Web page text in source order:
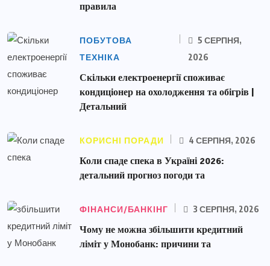
правила
ПОБУТОВА
ТЕХНІКА
5 СЕРПНЯ,
2026
Скільки електроенергії споживає
кондиціонер на охолодження та обігрів |
Детальний
КОРИСНІ ПОРАДИ 4 СЕРПНЯ, 2026
Коли спаде спека в Україні 2026:
детальний прогноз погоди та
ФІНАНСИ/БАНКІНГ 3 СЕРПНЯ, 2026
Чому не можна збільшити кредитний
ліміт у Монобанк: причини та